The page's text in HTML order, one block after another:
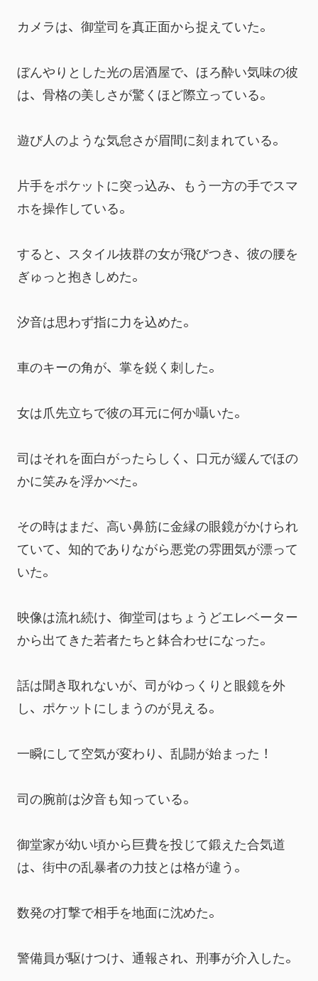
カメラは、御堂司を真正面から捉えていた。
ぼんやりとした光の居酒屋で、ほろ酔い気味の彼
は、骨格の美しさが驚くほど際立っている。
遊び人のような気怠さが眉間に刻まれている。
片手をポケットに突っ込み、もう一方の手でスマ
ホを操作している。
すると、スタイル抜群の女が飛びつき、彼の腰を
ぎゅっと抱きしめた。
汐音は思わず指に力を込めた。
車のキーの角が、掌を鋭く刺した。
女は爪先立ちで彼の耳元に何か囁いた。
司はそれを面白がったらしく、口元が緩んでほの
かに笑みを浮かべた。
その時はまだ、高い鼻筋に金縁の眼鏡がかけられ
ていて、知的でありながら悪党の雰囲気が漂って
いた。
映像は流れ続け、御堂司はちょうどエレベーター
から出てきた若者たちと鉢合わせになった。
話は聞き取れないが、司がゆっくりと眼鏡を外
し、ポケットにしまうのが見える。
一瞬にして空気が変わり、乱闘が始まった！
司の腕前は汐音も知っている。
御堂家が幼い頃から巨費を投じて鍛えた合気道
は、街中の乱暴者の力技とは格が違う。
数発の打撃で相手を地面に沈めた。
警備員が駆けつけ、通報され、刑事が介入した。